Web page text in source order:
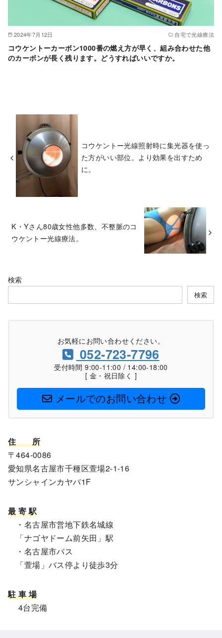
2024年7月12日 自宅で光線療法
コウケントーカーボン1000番の燃え方が早く、組み合わせた他
のカーボンが長く残ります。どうすればいいですか。
コウケントー光線照射時に集光器を使っ
た方がいい部位。より効果を出すため
に。
K・Yさん80歳女性他多数、不整脈のコ
ウケントー光線療法。
検索
検索
お気軽にお問い合わせください。
052-723-7796
受付時間 9:00-11:00 / 14:00-18:00
[ 金・祝日除く ]
メールでのお問い合わせ
住
所
〒464-0086
愛知県名古屋市千種区萱場2-1-16
サンシャインカヤバ1F
最 寄 駅
・名古屋市営地下鉄名城線
「ナゴヤドーム前矢田」駅
・名古屋市バス
「萱場」バス停より徒歩3分
駐 車 場
4台完備